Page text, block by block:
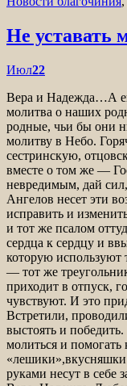
Не уставать
Июл22
Вера и Надежда…А
молитва о наших
родные, чьи бы они
молитву в Небо.
сестринскую,
вместе о том же —
невредимым, дай
Ангелов несет эти
исправить и
и тот же псалом
сердца к сердцу и
которую используют
— тот же
приходит в отпуск,
чувствуют. И это
Встретили,
выстоять и
молиться и
руками несут в себе